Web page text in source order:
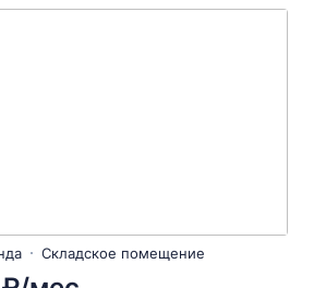
Складское помещение